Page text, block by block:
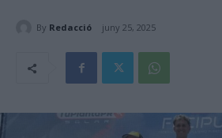
By Redacció juny 25, 2025